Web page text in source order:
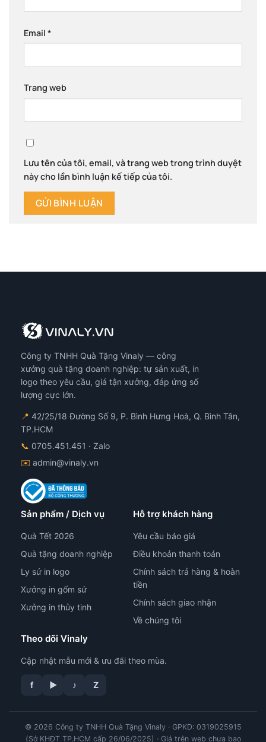
Email *
Trang web
Lưu tên của tôi, email, và trang web trong trình duyệt
này cho lần bình luận kế tiếp của tôi.
Công ty TNHH Quà Tặng Vinaly — công
xưởng quà tặng doanh nghiệp: tự sản xuất, in
logo theo yêu cầu, giá tận xưởng, đáp ứng số
lượng cực lớn.
📍 42/25/18 Đường Số 9, P. Bình Hưng Hoà, Q. Bình Tân,
TP.HCM
📞 0705.451.451 · Zalo
✉️ admin@vinaly.vn
Sản phẩm / Dịch vụ
Quà Tết 2026
Quà tặng doanh nghiệp
Ly sứ in logo
Xưởng in gốm sứ
Xưởng in thủy tinh
Hỗ trợ khách hàng
Yêu cầu báo giá
Điều khoản thanh toán
Chính sách trả hàng & hoàn
tiền
Chính sách giao nhận
Về chúng tôi
Theo dõi Vinaly
Cập nhật mẫu mới & ưu đãi theo mùa.
f ▶ ♪ Z
© 2026 Công ty TNHH Quà Tặng Vinaly · GPKD: 0319025915
(Sở KHĐT TP.HCM cấp 26/06/2025) · Giá trên web chưa bao
tư vấn công nghệ in